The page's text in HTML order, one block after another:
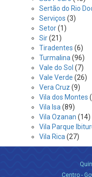
Sertão do Rio
Serviços (3)
Setor(1)
Sir(21)
Tiradentes (6)
Turmalina (96)
Vale do Sol (7)
Vale Verde (26)
Vera Cruz (9)
Vila dos Montes
Vila Isa (89)
Vila Ozanan (14)
Vila Parque
Vila Rica (27)
Centro -